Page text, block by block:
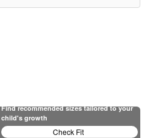
Find recommended sizes tailored to your
child's growth
Check Fit